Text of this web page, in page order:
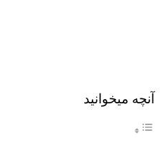
آنچه میخوانید